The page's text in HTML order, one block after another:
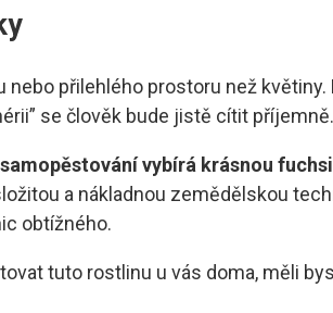
nebo přilehlého prostoru než
se člověk bude jistě cítit příjemně.
vybírá krásnou
a nákladnou zemědělskou
obtížného.
tuto rostlinu u vás doma, měli